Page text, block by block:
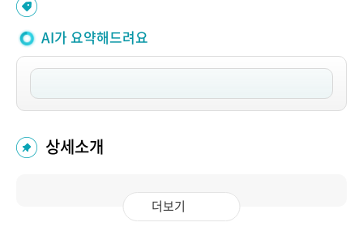
AI가 요약해드려요
상세소개
더보기